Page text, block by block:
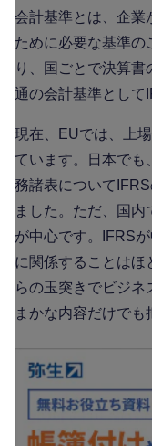
会計基準とは、企業
ために必要な基準の
り、国ごとで決算
通の会計基準として
現在、EUでは、上
ています。日本でも
務諸表について
ました。ただ、国
が中心です。IFRS
に関係することはほ
らの玉突きでビジ
まかな内容だけでも